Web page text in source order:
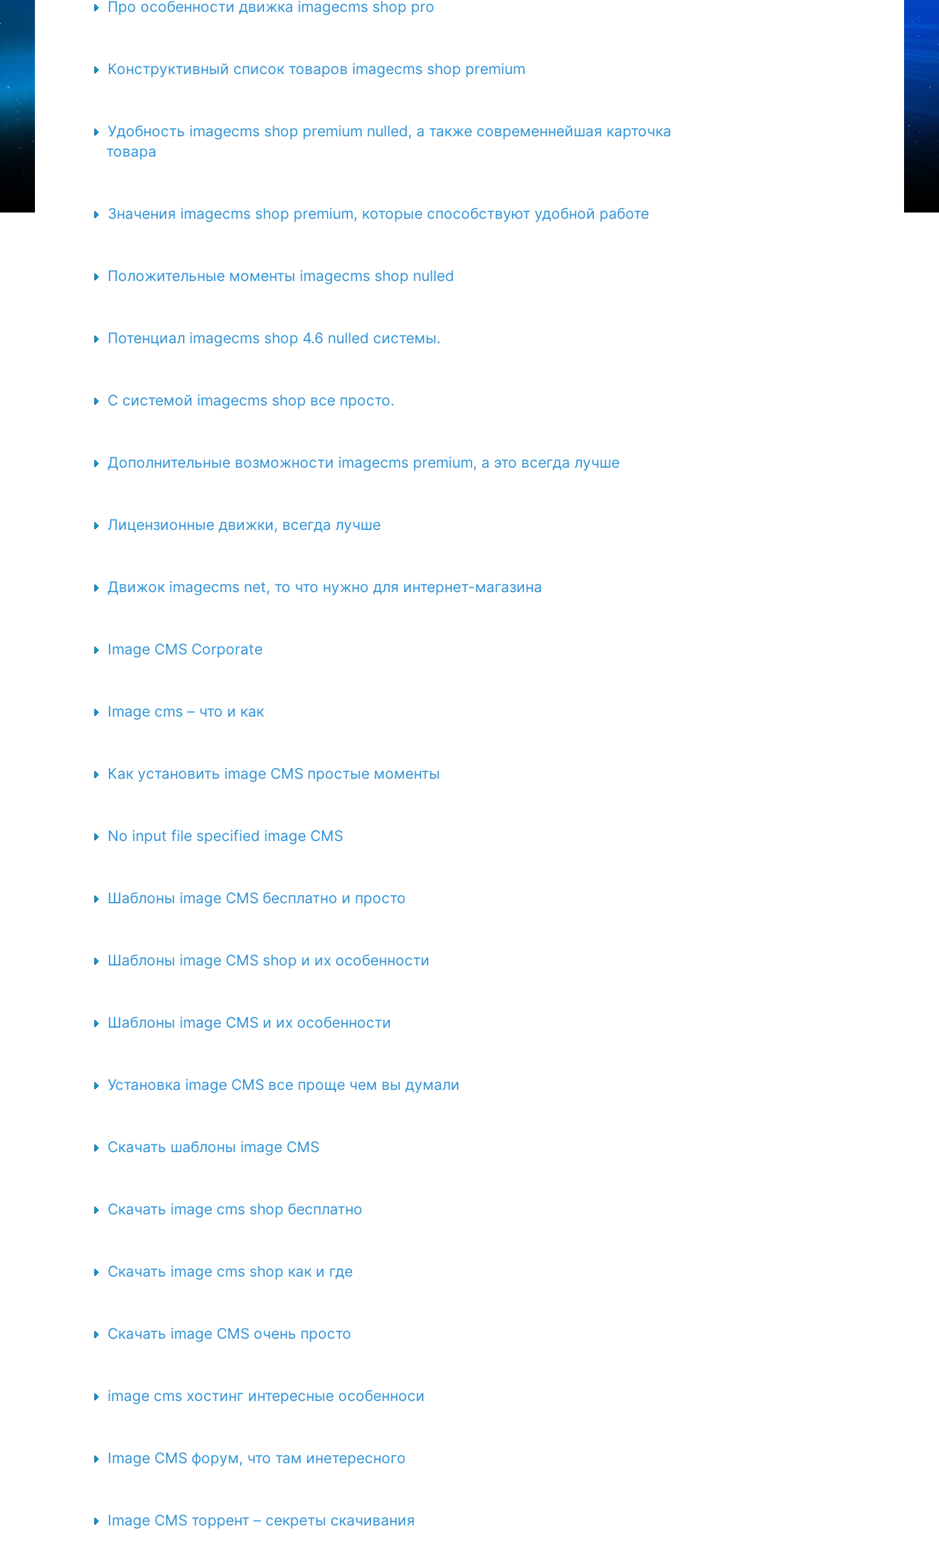
Про особенности движка imagecms shop pro
Конструктивный список товаров imagecms shop premium
Удобность imagecms shop premium nulled, а также современнейшая карточка
товара
Значения imagecms shop premium, которые способствуют удобной работе
Положительные моменты imagecms shop nulled
Потенциал imagecms shop 4.6 nulled системы.
С системой imagecms shop все просто.
Дополнительные возможности imagecms premium, а это всегда лучше
Лицензионные движки, всегда лучше
Движок imagecms net, то что нужно для интернет-магазина
Image CMS Corporate
Image cms – что и как
Как установить image CMS простые моменты
No input file specified image CMS
Шаблоны image CMS бесплатно и просто
Шаблоны image CMS shop и их особенности
Шаблоны image CMS и их особенности
Установка image CMS все проще чем вы думали
Скачать шаблоны image CMS
Скачать image cms shop бесплатно
Скачать image cms shop как и где
Скачать image CMS очень просто
image cms хостинг интересные особенноси
Image CMS форум, что там инетересного
Image CMS торрент – секреты скачивания